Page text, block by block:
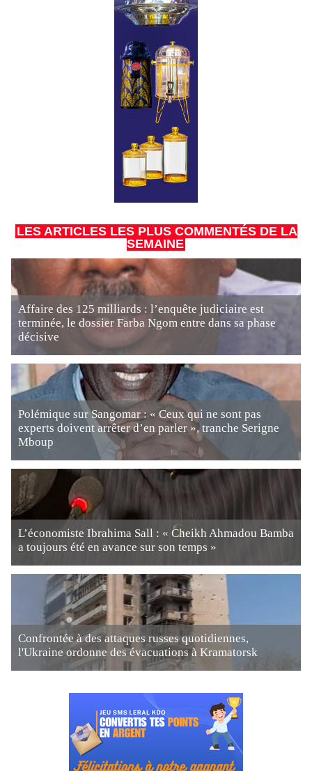
LES ARTICLES LES PLUS COMMENTÉS DE LA
SEMAINE
Affaire des 125 milliards : l’enquête judiciaire est
terminée, le dossier Farba Ngom entre dans sa phase
décisive
Polémique sur Sangomar : « Ceux qui ne sont pas
experts doivent arrêter d’en parler », tranche Serigne
Mboup
L’économiste Ibrahima Sall : « Cheikh Ahmadou Bamba
a toujours été en avance sur son temps »
Confrontée à des attaques russes quotidiennes,
l'Ukraine ordonne des évacuations à Kramatorsk